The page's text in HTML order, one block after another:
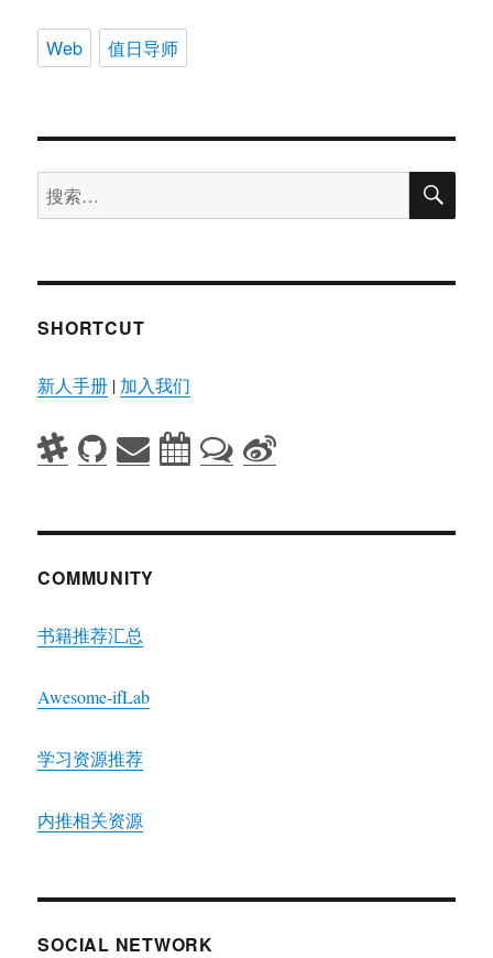
Web 值日导师
搜
索：
搜
SHORTCUT
新人手册 | 加入我们
COMMUNITY
书籍推荐汇总
Awesome-ifLab
学习资源推荐
内推相关资源
SOCIAL NETWORK